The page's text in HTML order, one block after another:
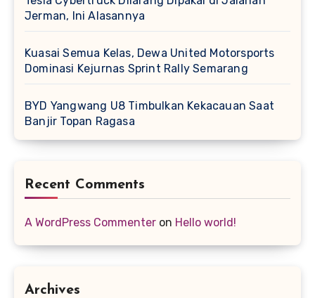
Jerman, Ini Alasannya
Kuasai Semua Kelas, Dewa United Motorsports
Dominasi Kejurnas Sprint Rally Semarang
BYD Yangwang U8 Timbulkan Kekacauan Saat
Banjir Topan Ragasa
Recent Comments
A WordPress Commenter on Hello world!
Archives